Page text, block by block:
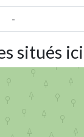
-
situés ici